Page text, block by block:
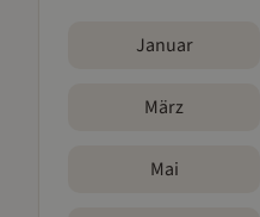
Januar
März
Mai